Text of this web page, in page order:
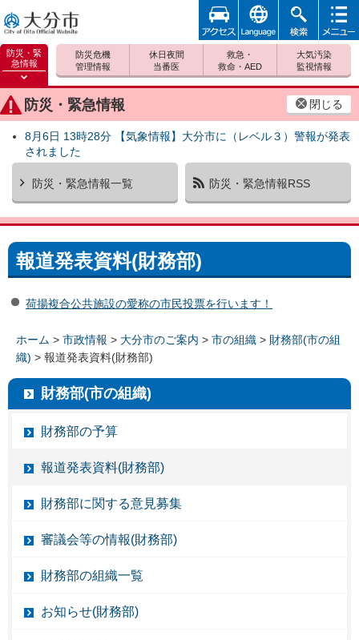
大分市
防災・緊
急情報
防災緊
急情報
を開く
防災・緊急情報 閉じる
8月6日 13時28分 【気象情報】大分市に（レベル３）警報が発表
されました
防災・緊急情報一覧 防災・緊急情報RSS
防災危機
管理情報
休日夜間
当番医
救急・
救命・AED
大気汚染
監視情報
アクセ
ス
foreign 検索
メニュ
報道発表資料(財務部)
荷揚複合公共施設の愛称の市民投票を行います！
ホーム > 市政情報 > 大分市のご案内 > 市の組織 > 財務部(市の組
織) > 報道発表資料(財務部)
財務部(市の組織)
財務部の予算
報道発表資料(財務部)
財務部に関する意見募集
審議会等の情報(財務部)
財務部の組織一覧
お知らせ(財務部)